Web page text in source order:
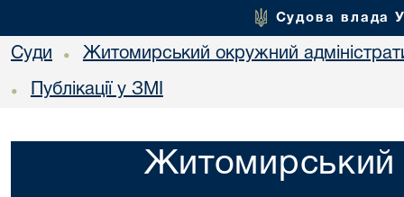
Судова влада
Суди • Житомирський окружний
• Публікації у ЗМІ
Житомирський